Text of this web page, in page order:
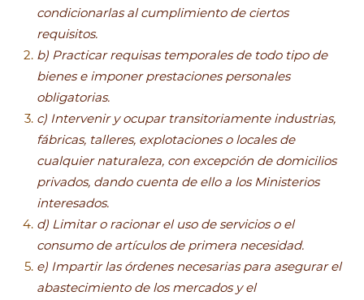
condicionarlas al cumplimiento de ciertos
requisitos.
b) Practicar requisas temporales de todo tipo de
bienes e imponer prestaciones personales
obligatorias.
c) Intervenir y ocupar transitoriamente industrias,
fábricas, talleres, explotaciones o locales de
cualquier naturaleza, con excepción de domicilios
privados, dando cuenta de ello a los Ministerios
interesados.
d) Limitar o racionar el uso de servicios o el
consumo de artículos de primera necesidad.
e) Impartir las órdenes necesarias para asegurar el
abastecimiento de los mercados y el